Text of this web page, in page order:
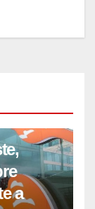
a